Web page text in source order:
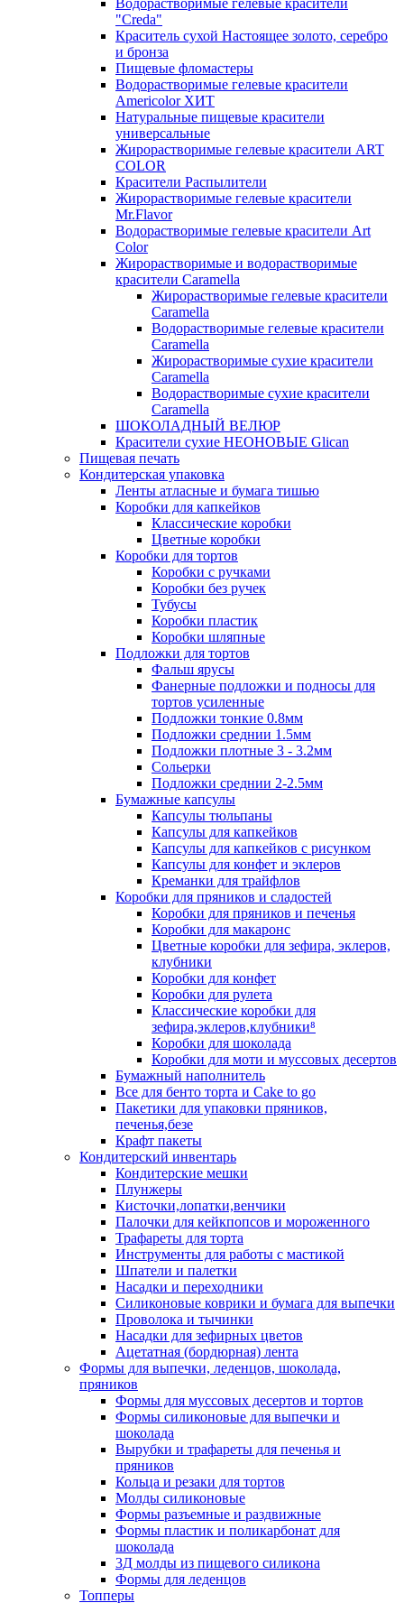
Водорастворимые гелевые красители
"Creda"
Краситель сухой Настоящее золото, серебро
и бронза
Пищевые фломастеры
Водорастворимые гелевые красители
Americolor ХИТ
Натуральные пищевые красители
универсальные
Жирорастворимые гелевые красители ART
COLOR
Красители Распылители
Жирорастворимые гелевые красители
Mr.Flavor
Водорастворимые гелевые красители Art
Color
Жирорастворимые и водорастворимые
красители Caramella
Жирорастворимые гелевые красители
Caramella
Водорастворимые гелевые красители
Caramella
Жирорастворимые сухие красители
Caramella
Водорастворимые сухие красители
Caramella
ШОКОЛАДНЫЙ ВЕЛЮР
Красители сухие НЕОНОВЫЕ Glican
Пищевая печать
Кондитерская упаковка
Ленты атласные и бумага тишью
Коробки для капкейков
Классические коробки
Цветные коробки
Коробки для тортов
Коробки с ручками
Коробки без ручек
Тубусы
Коробки пластик
Коробки шляпные
Подложки для тортов
Фальш ярусы
Фанерные подложки и подносы для
тортов усиленные
Подложки тонкие 0.8мм
Подложки среднии 1.5мм
Подложки плотные 3 - 3.2мм
Сольерки
Подложки среднии 2-2.5мм
Бумажные капсулы
Капсулы тюльпаны
Капсулы для капкейков
Капсулы для капкейков с рисунком
Капсулы для конфет и эклеров
Креманки для трайфлов
Коробки для пряников и сладостей
Коробки для пряников и печенья
Коробки для макаронс
Цветные коробки для зефира, эклеров,
клубники
Коробки для конфет
Коробки для рулета
Классические коробки для
зефира,эклеров,клубники⁸
Коробки для шоколада
Коробки для моти и муссовых десертов
Бумажный наполнитель
Все для бенто торта и Cake to go
Пакетики для упаковки пряников,
печенья,безе
Крафт пакеты
Кондитерский инвентарь
Кондитерские мешки
Плунжеры
Кисточки,лопатки,венчики
Палочки для кейкпопсов и мороженного
Трафареты для торта
Инструменты для работы с мастикой
Шпатели и палетки
Насадки и переходники
Силиконовые коврики и бумага для выпечки
Проволока и тычинки
Насадки для зефирных цветов
Ацетатная (бордюрная) лента
Формы для выпечки, леденцов, шоколада,
пряников
Формы для муссовых десертов и тортов
Формы силиконовые для выпечки и
шоколада
Вырубки и трафареты для печенья и
пряников
Кольца и резаки для тортов
Молды силиконовые
Формы разъемные и раздвижные
Формы пластик и поликарбонат для
шоколада
3Д молды из пищевого силикона
Формы для леденцов
Топперы